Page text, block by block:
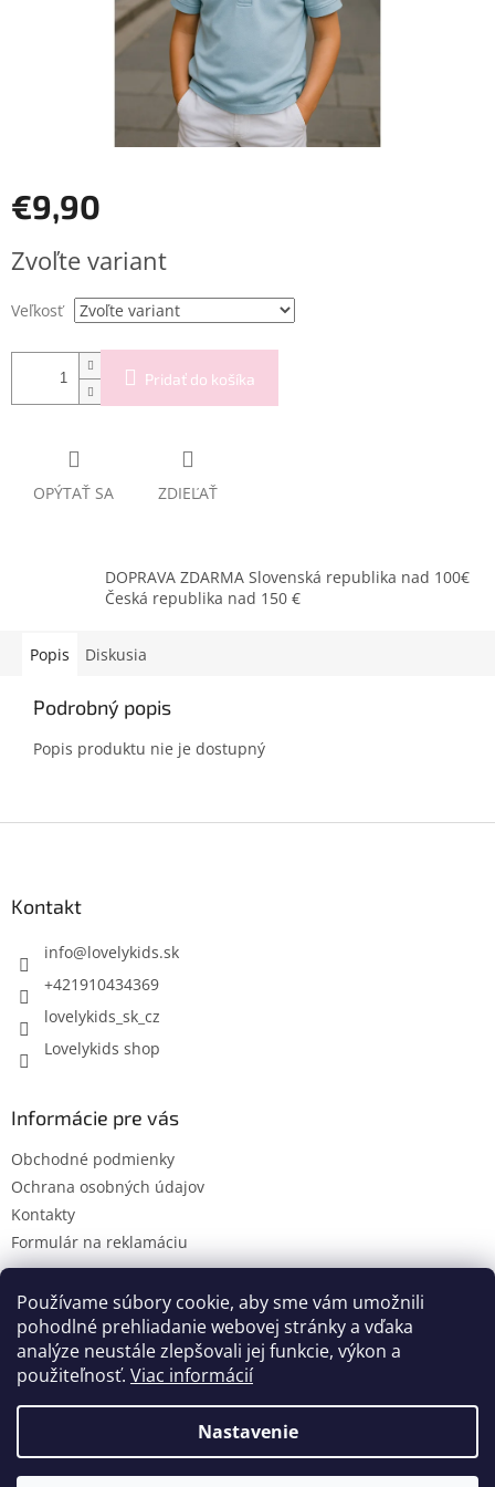
Používame súbory cookie, aby sme vám umožnili
pohodlné prehliadanie webovej stránky a vďaka
analýze neustále zlepšovali jej funkcie, výkon a
použiteľnosť. Viac informácií
Nastavenie
€9,90
cena:
Zvoľte variant
Veľkosť
Pridať do košíka
OPÝTAŤ SA ZDIEĽAŤ
DOPRAVA ZDARMA Slovenská republika nad 100€
Česká republika nad 150 €
Popis Diskusia
Podrobný popis
Popis produktu nie je dostupný
Kontakt
info@lovelykids.sk
+421910434369
lovelykids_sk_cz
Lovelykids shop
Informácie pre vás
Obchodné podmienky
Ochrana osobných údajov
Kontakty
Formulár na reklamáciu
Kontakty Novinky
Vytvoril Shoptet